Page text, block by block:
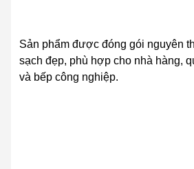
Sản phẩm được đóng gói nguyên
sạch đẹp, phù hợp cho nhà hàng,
và bếp công nghiệp.